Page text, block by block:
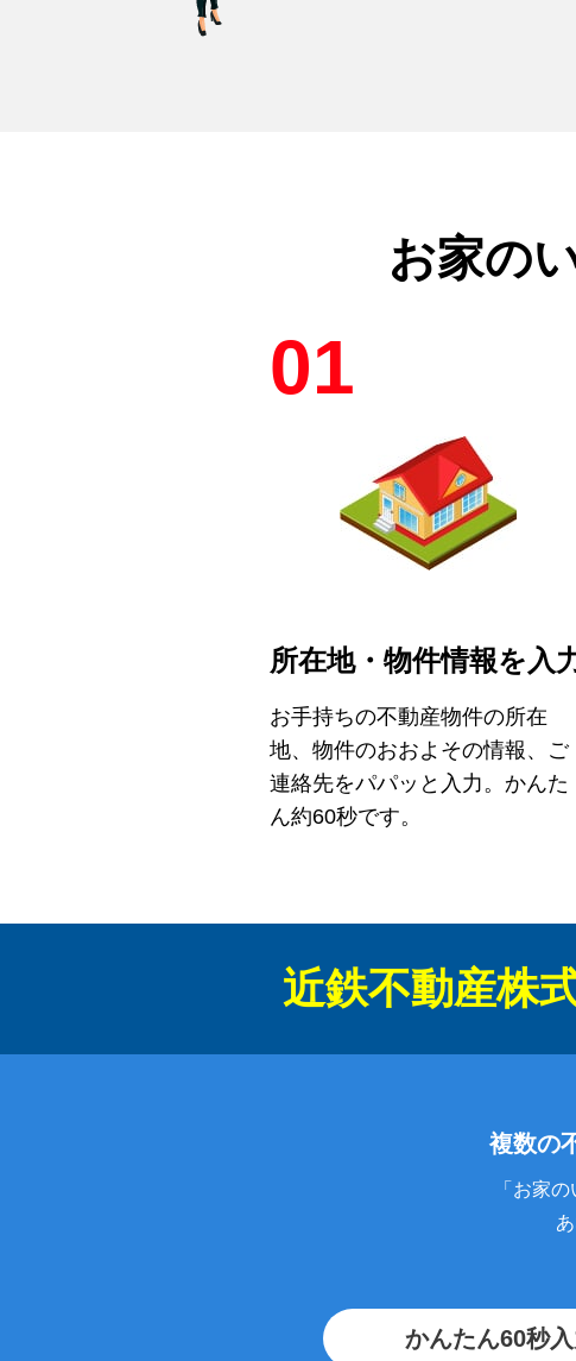
お家の
01
所在地・物件情報を入
お手持ちの不動産物件の所在
地、物件のおおよその情報、ご
連絡先をパパッと入力。かんた
ん約60秒です。
近鉄不動産株
複数の
「お家
かんたん60秒入